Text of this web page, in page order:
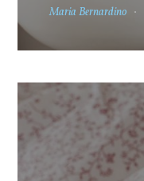
Maria Bernardino